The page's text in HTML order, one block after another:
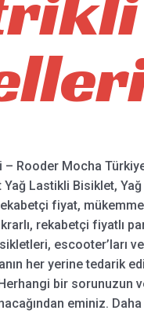
Rooder Mocha
Lastikli Bisiklet,
fiyat,
rekabetçi fiyatlı
escooter’ları
her yerine tedarik
bir sorunuzun
eminiz.